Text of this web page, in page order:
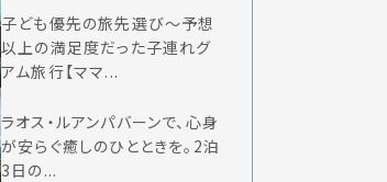
子ども優先の旅先選び〜予想
以上の満足度だった子連れグ
アム旅行【ママ...
ラオス・ルアンパバーンで、心身
が安らぐ癒しのひとときを。2泊
3日の...